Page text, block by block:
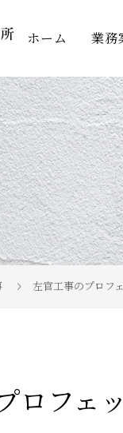
ホーム 業務
左官工事のプロフ
ロフェ